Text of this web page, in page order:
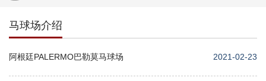
马球场介绍
阿根廷PALERMO巴勒莫马球场 2021-02-23